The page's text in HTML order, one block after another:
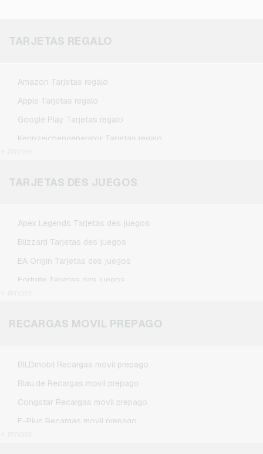
TARJETAS REGALO
Amazon Tarjetas regalo
Apple Tarjetas regalo
Google Play Tarjetas regalo
Kennzeichengenerator Tarjetas regalo
Netflix Tarjetas regalo
TARJETAS DES JUEGOS
Apex Legends Tarjetas des juegos
Blizzard Tarjetas des juegos
EA Origin Tarjetas des juegos
Fortnite Tarjetas des juegos
Minecraft Tarjetas des juegos
RECARGAS MOVIL PREPAGO
BILDmobil Recargas movil prepago
Blau.de Recargas movil prepago
Congstar Recargas movil prepago
E-Plus Recargas movil prepago